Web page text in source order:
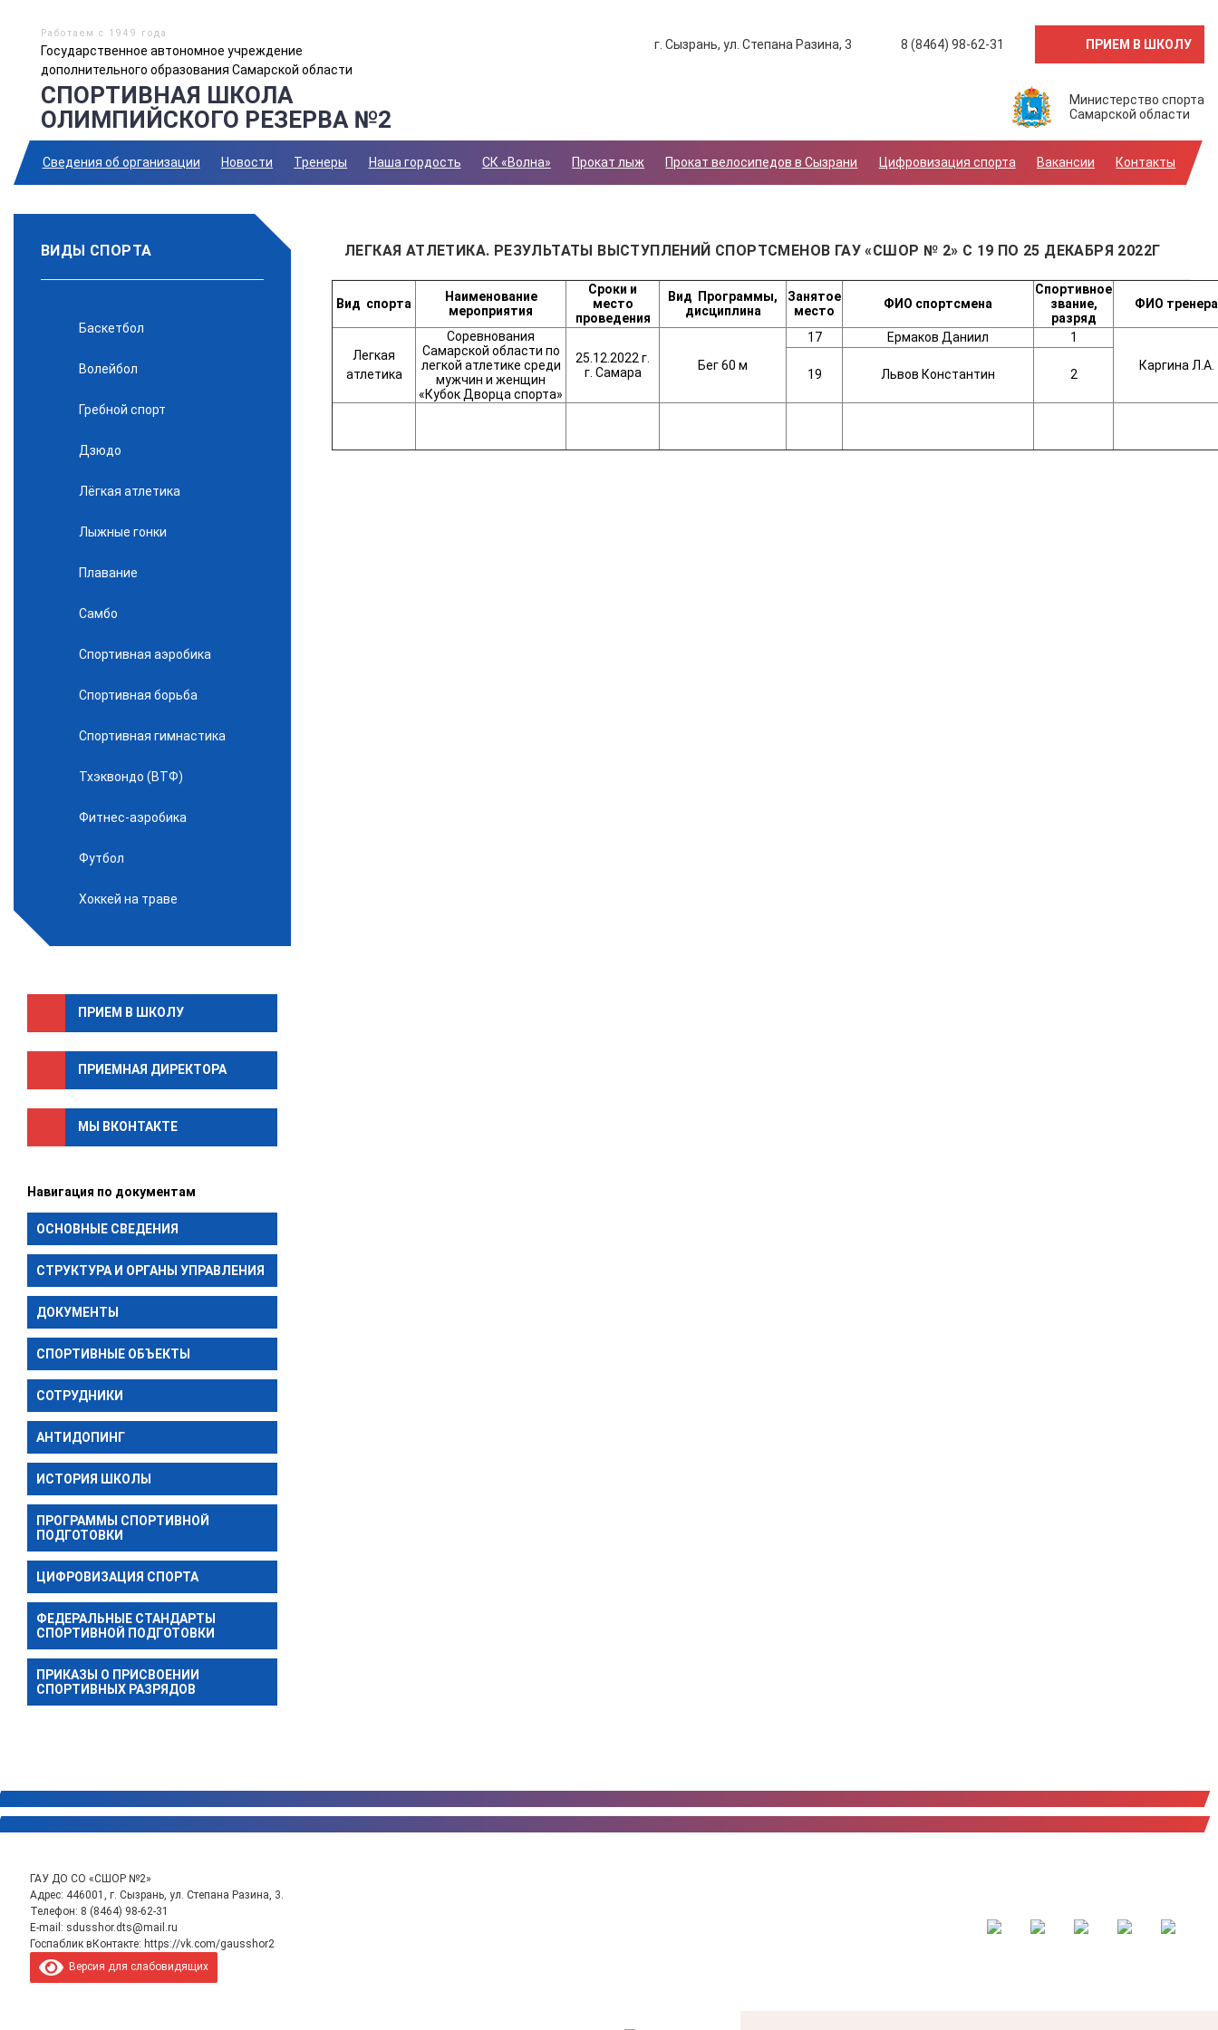
г. Сызрань, ул. Степана Разина, 3 8 (8464) 98-62-31 ПРИЕМ В ШКОЛУ
Работаем с 1949 года
Государственное автономное учреждение
дополнительного образования Самарской области
СПОРТИВНАЯ ШКОЛА
ОЛИМПИЙСКОГО РЕЗЕРВА №2
Министерство спорта
Самарской области
Сведения об организации Новости Тренеры Наша гордость СК «Волна» Прокат лыж Прокат велосипедов в Сызрани Цифровизация спорта Вакансии Контакты
ВИДЫ СПОРТА
Баскетбол
Волейбол
Гребной спорт
Дзюдо
Лёгкая атлетика
Лыжные гонки
Плавание
Самбо
Спортивная аэробика
Спортивная борьба
Спортивная гимнастика
Тхэквондо (ВТФ)
Фитнес-аэробика
Футбол
Хоккей на траве
ПРИЕМ В ШКОЛУ
ПРИЕМНАЯ ДИРЕКТОРА
МЫ ВКОНТАКТЕ
Навигация по документам
ОСНОВНЫЕ СВЕДЕНИЯ
СТРУКТУРА И ОРГАНЫ УПРАВЛЕНИЯ
ДОКУМЕНТЫ
СПОРТИВНЫЕ ОБЪЕКТЫ
СОТРУДНИКИ
АНТИДОПИНГ
ИСТОРИЯ ШКОЛЫ
ПРОГРАММЫ СПОРТИВНОЙ
ПОДГОТОВКИ
ЦИФРОВИЗАЦИЯ СПОРТА
ФЕДЕРАЛЬНЫЕ СТАНДАРТЫ
СПОРТИВНОЙ ПОДГОТОВКИ
ПРИКАЗЫ О ПРИСВОЕНИИ
СПОРТИВНЫХ РАЗРЯДОВ
ЛЕГКАЯ АТЛЕТИКА. РЕЗУЛЬТАТЫ ВЫСТУПЛЕНИЙ СПОРТСМЕНОВ ГАУ «СШОР № 2» С 19 ПО 25 ДЕКАБРЯ 2022Г
Вид спорта
Наименование
мероприятия
Сроки и
место
проведения
Вид
Программы,
дисциплина
Занятое
место
ФИО спортсмена
Спортивное
звание,
разряд
ФИО тренера
Легкая
атлетика
Соревнования
Самарской области по
легкой атлетике среди
мужчин и женщин
«Кубок Дворца спорта»
25.12.2022 г.
г. Самара
Бег 60 м
17 Ермаков Даниил
1
Каргина Л.А.
19 Львов Константин 2
ГАУ ДО СО «СШОР №2»
Адрес: 446001, г. Сызрань, ул. Степана Разина, 3.
Телефон: 8 (8464) 98-62-31
E-mail: sdusshor.dts@mail.ru
Госпаблик вКонтакте: https://vk.com/gausshor2
Версия для слабовидящих